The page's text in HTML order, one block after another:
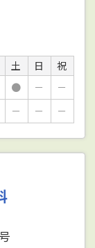
土 日
祝
● －
－
－ － －